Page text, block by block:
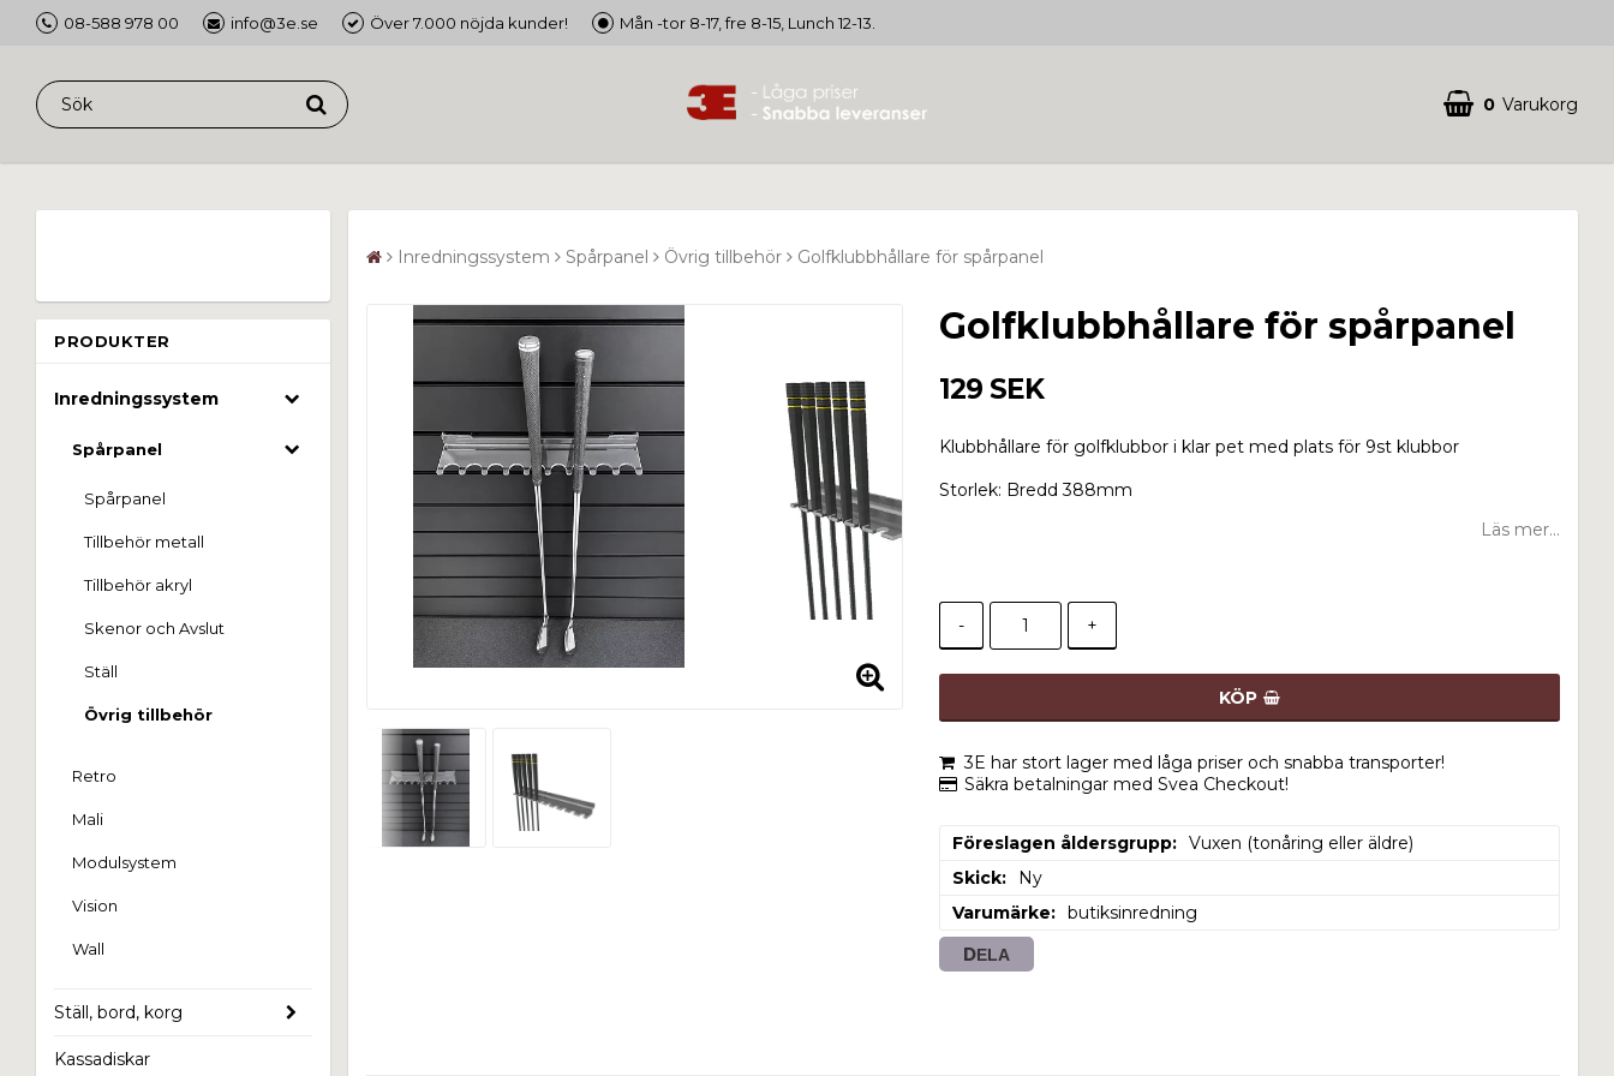
08-588 978 00 info@3e.se Över 7.000 nöjda kunder! Mån -tor 8-17, fre 8-15, Lunch 12-13.
0 Varukorg
PRODUKTER
Inredningssystem
Spårpanel
Spårpanel
Tillbehör metall
Tillbehör akryl
Skenor och Avslut
Ställ
Övrig tillbehör
Retro
Mali
Modulsystem
Vision
Wall
Ställ, bord, korg
Kassadiskar
Inredningssystem Spårpanel Övrig tillbehör Golfklubbhållare för spårpanel
Golfklubbhållare för spårpanel
129 SEK
Klubbhållare för golfklubbor i klar pet med plats för 9st klubbor
Storlek: Bredd 388mm
Läs mer...
- +
KÖP
3E har stort lager med låga priser och snabba transporter!
Säkra betalningar med Svea Checkout!
Föreslagen åldersgrupp
Vuxen (tonåring eller äldre)
Skick
Ny
Varumärke
butiksinredning
DELA